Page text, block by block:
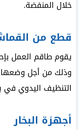
خلال المنفضة.
قطع من
يقوم طاقم العمل
وذلك من أجل وضعها
التنظيف اليدوي في
أجهزة البخار